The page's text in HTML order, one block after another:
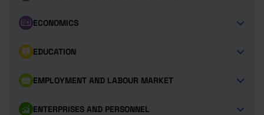
ECONOMICS
EDUCATION
EMPLOYMENT AND LABOUR MARKET
ENTERPRISES AND PERSONNEL